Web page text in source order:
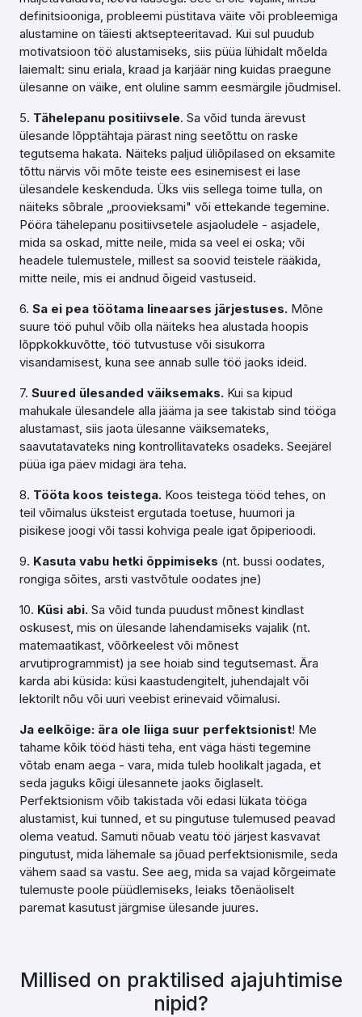
definitsiooniga, probleemi püstitava väite või probleemiga
alustamine on täiesti aktsepteeritavad. Kui sul puudub
motivatsioon töö alustamiseks, siis püüa lühidalt mõelda
laiemalt: sinu eriala, kraad ja karjäär ning kuidas praegune
ülesanne on väike, ent oluline samm eesmärgile jõudmisel.
5. Tähelepanu positiivsele. Sa võid tunda ärevust
ülesande lõpptähtaja pärast ning seetõttu on raske
tegutsema hakata. Näiteks paljud üliõpilased on eksamite
tõttu närvis või mõte teiste ees esinemisest ei lase
ülesandele keskenduda. Üks viis sellega toime tulla, on
näiteks sõbrale „proovieksami" või ettekande tegemine.
Pööra tähelepanu positiivsetele asjaoludele - asjadele,
mida sa oskad, mitte neile, mida sa veel ei oska; või
headele tulemustele, millest sa soovid teistele rääkida,
mitte neile, mis ei andnud õigeid vastuseid.
6. Sa ei pea töötama lineaarses järjestuses. Mõne
suure töö puhul võib olla näiteks hea alustada hoopis
lõppkokkuvõtte, töö tutvustuse või sisukorra
visandamisest, kuna see annab sulle töö jaoks ideid.
7. Suured ülesanded väiksemaks. Kui sa kipud
mahukale ülesandele alla jääma ja see takistab sind tööga
alustamast, siis jaota ülesanne väiksemateks,
saavutatavateks ning kontrollitavateks osadeks. Seejärel
püüa iga päev midagi ära teha.
8. Tööta koos teistega. Koos teistega tööd tehes, on
teil võimalus üksteist ergutada toetuse, huumori ja
pisikese joogi või tassi kohviga peale igat õpiperioodi.
9. Kasuta vabu hetki õppimiseks (nt. bussi oodates,
rongiga sõites, arsti vastvõtule oodates jne)
10. Küsi abi. Sa võid tunda puudust mõnest kindlast
oskusest, mis on ülesande lahendamiseks vajalik (nt.
matemaatikast, võõrkeelest või mõnest
arvutiprogrammist) ja see hoiab sind tegutsemast. Ära
karda abi küsida: küsi kaastudengitelt, juhendajalt või
lektorilt nõu või uuri veebist erinevaid võimalusi.
Ja eelkõige: ära ole liiga suur perfektsionist! Me
tahame kõik tööd hästi teha, ent väga hästi tegemine
võtab enam aega - vara, mida tuleb hoolikalt jagada, et
seda jaguks kõigi ülesannete jaoks õiglaselt.
Perfektsionism võib takistada või edasi lükata tööga
alustamist, kui tunned, et su pingutuse tulemused peavad
olema veatud. Samuti nõuab veatu töö järjest kasvavat
pingutust, mida lähemale sa jõuad perfektsionismile, seda
vähem saad sa vastu. See aeg, mida sa vajad kõrgeimate
tulemuste poole püüdlemiseks, leiaks tõenäoliselt
paremat kasutust järgmise ülesande juures.
Millised on praktilised ajajuhtimise
nipid?